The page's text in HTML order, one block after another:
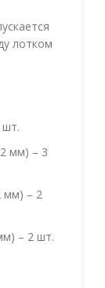
лотком
шт.
мм) – 3
мм) – 2
– 2 шт.